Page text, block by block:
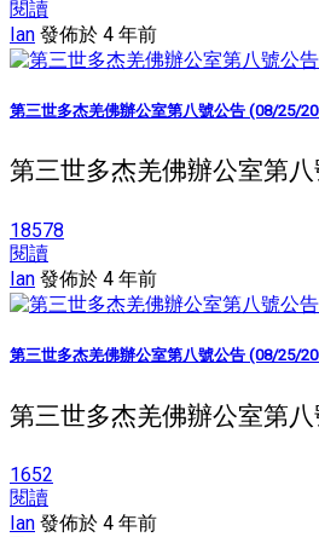
閱讀
Ian 發佈於 4 年前
第三世多杰羌佛辦公室第八號公告 (08/25/
第三世多杰羌佛辦公室第
18578
閱讀
Ian 發佈於 4 年前
第三世多杰羌佛辦公室第八號公告 (08/25/
第三世多杰羌佛辦公室第
1652
閱讀
Ian 發佈於 4 年前